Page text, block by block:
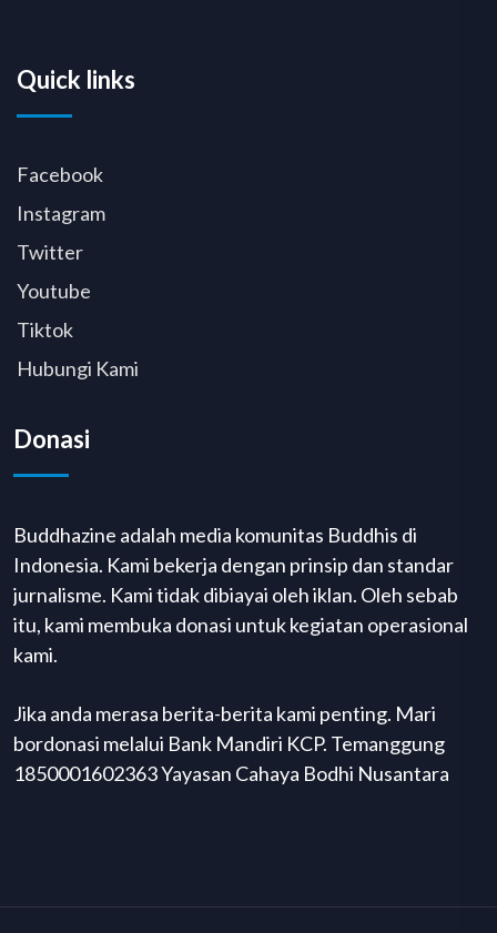
Quick links
Facebook
Instagram
Twitter
Youtube
Tiktok
Hubungi Kami
Donasi
Buddhazine adalah media komunitas Buddhis di
Indonesia. Kami bekerja dengan prinsip dan standar
jurnalisme. Kami tidak dibiayai oleh iklan. Oleh sebab
itu, kami membuka donasi untuk kegiatan operasional
kami.
Jika anda merasa berita-berita kami penting. Mari
bordonasi melalui Bank Mandiri KCP. Temanggung
1850001602363 Yayasan Cahaya Bodhi Nusantara